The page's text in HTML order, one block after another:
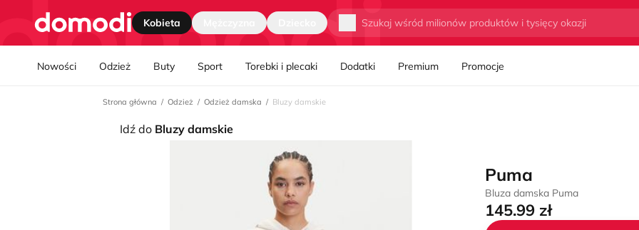
Nawgiacja kategorii
Strona główna Kobieta Wyszukaj
Nowości Odzież Buty Sport Torebki i plecaki Dodatki Premium Promocje
Strona główna Odzież Odzież damska Bluzy damskie
Idź do Bluzy damskie
Puma
Bluza damska Puma
145.99 zł